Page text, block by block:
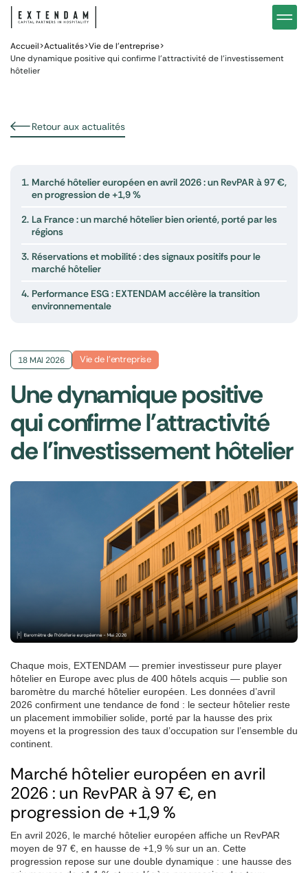
Notre stratégie d’investissements hôteliers Nos
Investir
Pourquoi investir dans l’hôtellerie ?
Vous êtes
Actualités
Accueil>Actualités>Vie de l’entreprise>
Une dynamique positive qui confirme l’attractivité de l’investissement
hôtelier
Retour aux actualités
1. Marché hôtelier européen en avril 2026 : un RevPAR à 97 €,
en progression de +1,9 %
2. La France : un marché hôtelier bien orienté, porté par les
régions
3. Réservations et mobilité : des signaux positifs pour le
marché hôtelier
4. Performance ESG : EXTENDAM accélère la transition
environnementale
18 MAI 2026 Vie de l’entreprise
Une dynamique positive
qui confirme l'attractivité
de l'investissement hôtelier
Chaque mois, EXTENDAM — premier investisseur pure player
hôtelier en Europe avec plus de 400 hôtels acquis — publie son
baromètre du marché hôtelier européen. Les données d’avril
2026 confirment une tendance de fond : le secteur hôtelier reste
un placement immobilier solide, porté par la hausse des prix
moyens et la progression des taux d’occupation sur l’ensemble du
continent.
Marché hôtelier européen en avril
2026 : un RevPAR à 97 €, en
progression de +1,9 %
En avril 2026, le marché hôtelier européen affiche un RevPAR
moyen de 97 €, en hausse de +1,9 % sur un an. Cette
progression repose sur une double dynamique : une hausse des